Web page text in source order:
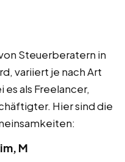
Steuerberatern in
variiert je nach Art
als Freelancer,
Hier sind die
M